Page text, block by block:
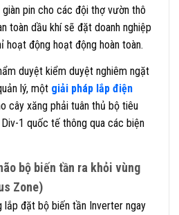
pin cho các đội thợ vườn thô
toàn dầu khí sẽ đặt doanh nghiệp
động hoạt động hoàn toàn.
duyệt kiểm duyệt nghiêm ngặt
lý, một giải pháp lắp điện
cây xăng phải tuân thủ bộ tiêu
1 quốc tế thông qua các biện
bộ biến tần ra khỏi vùng
Zone)
lắp đặt bộ biến tần Inverter ngay